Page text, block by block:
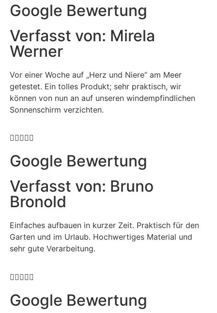
Google Bewertung
Verfasst von: Mirela
Werner
Vor einer Woche auf „Herz und Niere“ am Meer
getestet. Ein tolles Produkt; sehr praktisch, wir
können von nun an auf unseren windempfindlichen
Sonnenschirm verzichten.

Google Bewertung
Verfasst von: Bruno
Bronold
Einfaches aufbauen in kurzer Zeit. Praktisch für den
Garten und im Urlaub. Hochwertiges Material und
sehr gute Verarbeitung.

Google Bewertung